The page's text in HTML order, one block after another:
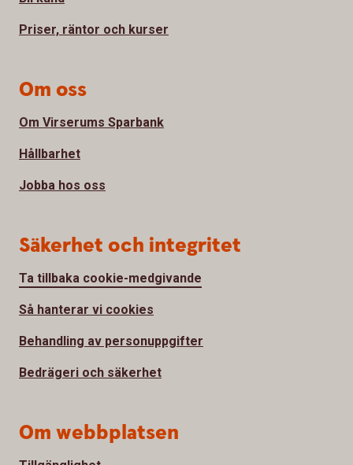
Priser, räntor och kurser
Om oss
Om Virserums Sparbank
Hållbarhet
Jobba hos oss
Säkerhet och integritet
Ta tillbaka cookie-medgivande
Så hanterar vi cookies
Behandling av personuppgifter
Bedrägeri och säkerhet
Om webbplatsen